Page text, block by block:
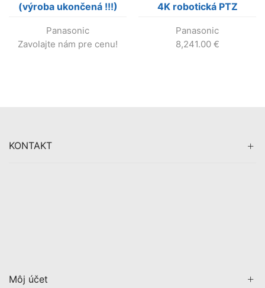
(výroba ukončená !!!)
Panasonic
Zavolajte nám pre cenu!
4K robotická PTZ
Panasonic
8,241.00 €
KONTAKT
Môj účet